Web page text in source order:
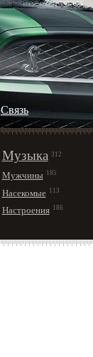
Cвязь
Музыка 312
Мужчины 185
Насекомые 113
Настроения 186